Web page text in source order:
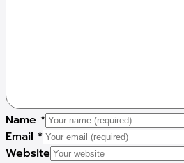
Name *
Email *
Website